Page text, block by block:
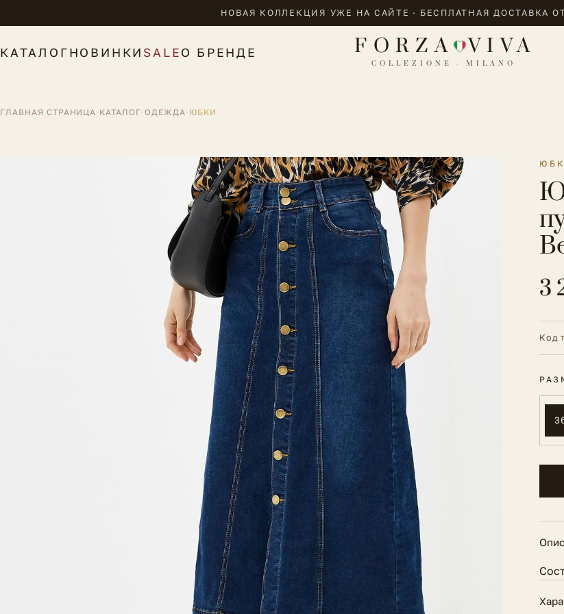
НОВАЯ КОЛЛЕКЦИЯ УЖЕ НА САЙТЕ · БЕСПЛАТНАЯ ДОСТАВКА
КАТАЛОГНОВИНКИ SALEО БРЕНДЕ FORZA VIVA
COLLEZIONE · MILANO
ГЛАВНАЯ СТРАНИЦА· КАТАЛОГ·ОДЕЖДА· ЮБКИ
3
Код